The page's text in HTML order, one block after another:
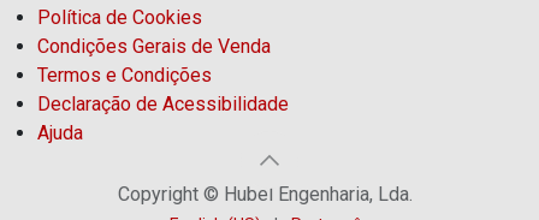
Política de Cookies
Condições Gerais de Venda
Termos e Condições
Declaração de Acessibilidade
Ajuda
Copyright © Hubel Engenharia, Lda.